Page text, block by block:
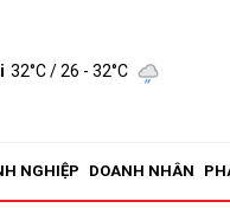
32°C/ 26 - 32°C
NGHIỆP DOANH NHÂN